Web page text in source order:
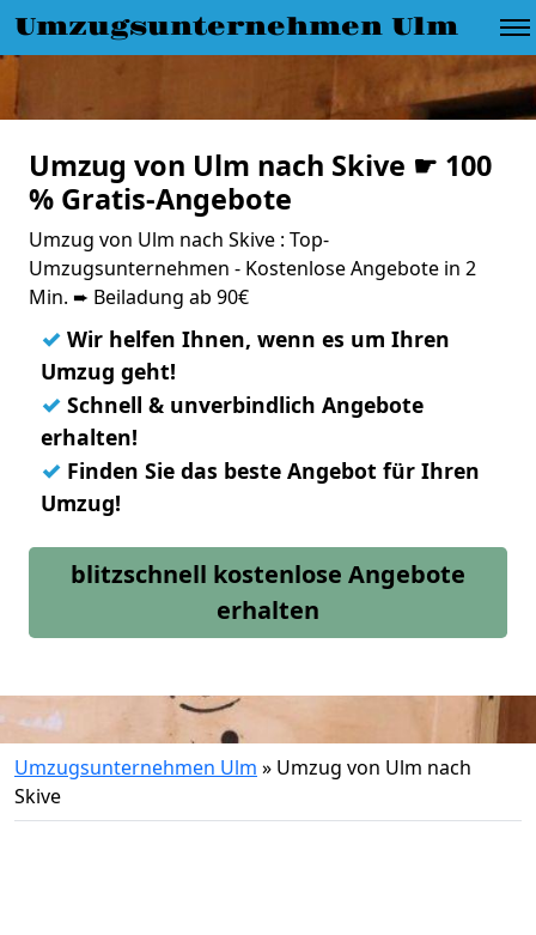
Umzugsunternehmen Ulm
Umzug von Ulm nach Skive ☛ 100
% Gratis-Angebote
Umzug von Ulm nach Skive : Top-
Umzugsunternehmen - Kostenlose Angebote in 2
Min. ➨ Beiladung ab 90€
✓ Wir helfen Ihnen, wenn es um Ihren
Umzug geht!
✓ Schnell & unverbindlich Angebote
erhalten!
✓ Finden Sie das beste Angebot für Ihren
Umzug!
blitzschnell kostenlose Angebote
erhalten
Umzugsunternehmen Ulm » Umzug von Ulm nach
Skive